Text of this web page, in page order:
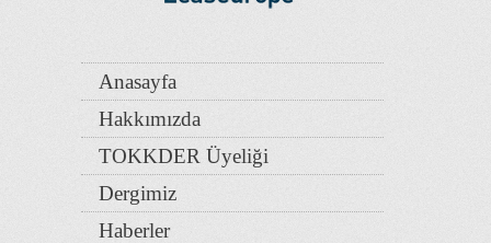
Anasayfa
Hakkımızda
TOKKDER Üyeliği
Dergimiz
Haberler